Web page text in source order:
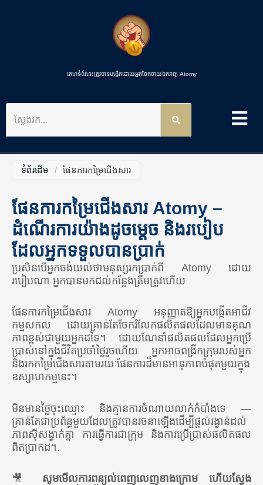
គេហទំព័រនេះត្រូវបានបង្កើតដោយអ្នកចែកចាយឯករាជ្យ Atomy
ស្វែងរក
ទំព័រដើម / ផែនការកម្រៃជើងសារ
ផែនការកម្រៃជើងសារ Atomy –
ដំណើរការយ៉ាងដូចម្តេច និងរបៀប
ដែលអ្នកទទួលបានប្រាក់
ប្រសិនបើអ្នកចង់យល់ថាមនុស្សរកប្រាក់ពី Atomy ដោយ
របៀបណា អ្នកបានមកដល់កន្លែងត្រឹមត្រូវហើយ
ផែនការកម្រៃជើងសារ Atomy អនុញ្ញាតឱ្យអ្នកបង្កើតអាជីវ
កម្មសកល ដោយគ្រាន់តែចែករំលែកផលិតផលដែលមានគុណ
ភាពខ្ពស់ជាមួយអ្នកដទៃ។ ដោយណែនាំផលិតផលដែលអ្នកប្រើ
ប្រាស់នៅក្នុងជីវិតប្រចាំថ្ងៃរួចហើយ អ្នកអាចពង្រីកក្រុមរបស់អ្នក
និងរកកម្រៃជើងសារតាមរយៈផែនការដ៏មានអានុភាពបំផុតមួយក្នុង
ឧស្សាហកម្មនេះ។
មិនមានថ្លៃចុះឈ្មោះ និងគ្មានការចំណាយលាក់កំបាំងទេ —
គ្រាន់តែជាប្រព័ន្ធមួយដែលត្រូវបានរចនាឡើងដើម្បីផ្តល់រង្វាន់ដល់
ភាពស៊ីសង្វាក់គ្នា ការធ្វើការជាក្រុម និងការប្រើប្រាស់ផលិតផល
ពិតប្រាកដ។.
🎥 សូមមើលការពន្យល់ពេញលេញខាងក្រោម ហើយស្វែង